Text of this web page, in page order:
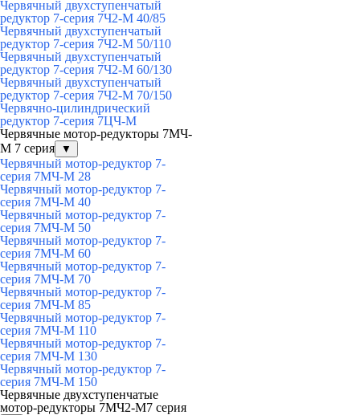
Червячный двухступенчатый
редуктор 7-серия 7Ч2-М 40/85
Червячный двухступенчатый
редуктор 7-серия 7Ч2-М 50/110
Червячный двухступенчатый
редуктор 7-серия 7Ч2-М 60/130
Червячный двухступенчатый
редуктор 7-серия 7Ч2-М 70/150
Червячно-цилиндрический
редуктор 7-серия 7ЦЧ-М
Червячные мотор-редукторы 7МЧ-
М 7 серия
▼
Червячный мотор-редуктор 7-
серия 7МЧ-М 28
Червячный мотор-редуктор 7-
серия 7МЧ-М 40
Червячный мотор-редуктор 7-
серия 7МЧ-М 50
Червячный мотор-редуктор 7-
серия 7МЧ-М 60
Червячный мотор-редуктор 7-
серия 7МЧ-М 70
Червячный мотор-редуктор 7-
серия 7МЧ-М 85
Червячный мотор-редуктор 7-
серия 7МЧ-М 110
Червячный мотор-редуктор 7-
серия 7МЧ-М 130
Червячный мотор-редуктор 7-
серия 7МЧ-М 150
Червячные двухступенчатые
мотор-редукторы 7МЧ2-М7 серия